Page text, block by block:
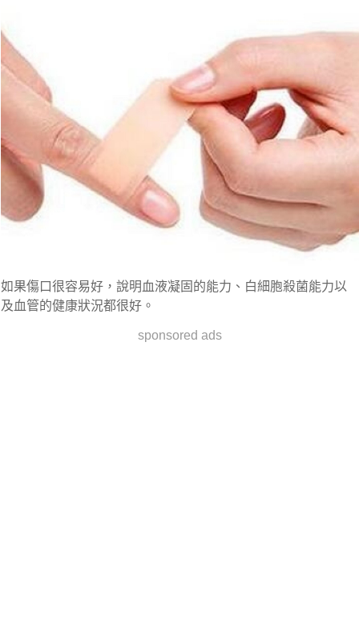
如果傷口很容易好，說明血液凝固的能力、白細胞殺菌能力以
及血管的健康狀況都很好。
sponsored ads